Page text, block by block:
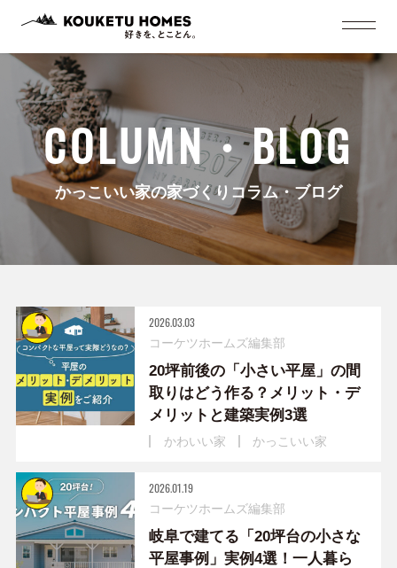
COLUMN・BLOG
かっこいい家の家づくりコラム・ブログ
2026.03.03
コーケツホームズ編集部
20坪前後の「小さい平屋」の間
取りはどう作る？メリット・デ
メリットと建築実例3選
かわいい家 かっこいい家
2026.01.19
コーケツホームズ編集部
岐阜で建てる「20坪台の小さな
平屋事例」実例4選！一人暮ら